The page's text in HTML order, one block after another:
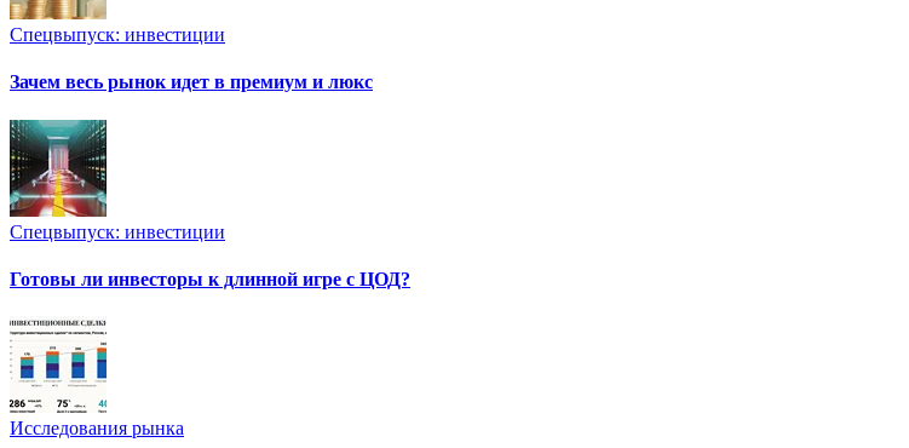
Спецвыпуск: инвестиции
Зачем весь рынок идет в премиум и люкс
Спецвыпуск: инвестиции
Готовы ли инвесторы к длинной игре с ЦОД?
Исследования рынка